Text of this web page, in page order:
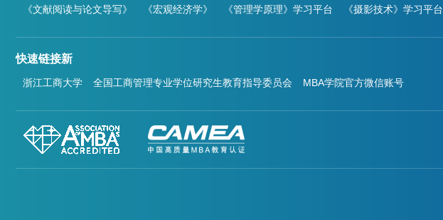
《文献阅读与论文导写》 《宏观经济学》 《管理学原理》学习平台 《摄影技术》学习平台
快速链接新
浙江工商大学 全国工商管理专业学位研究生教育指导委员会 MBA学院官方微信账号